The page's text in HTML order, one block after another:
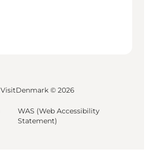
VisitDenmark © 2026
WAS (Web Accessibility
Statement)